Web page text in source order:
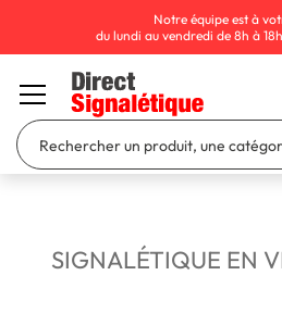
SIGNALÉTIQUE EN
Notre équipe est à
du lundi au vendredi de 8h à